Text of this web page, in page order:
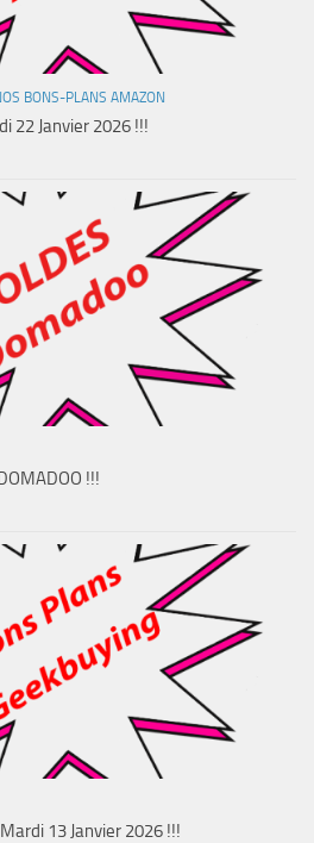
BONS-PLANS AMAZON
22 Janvier 2026 !!!
!!!
13 Janvier 2026 !!!